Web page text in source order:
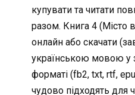
купувати та читати
разом. Книга 4 (Місто
онлайн або скачати
українською мовою у
форматі (fb2, txt, rtf,
чудово підходять для